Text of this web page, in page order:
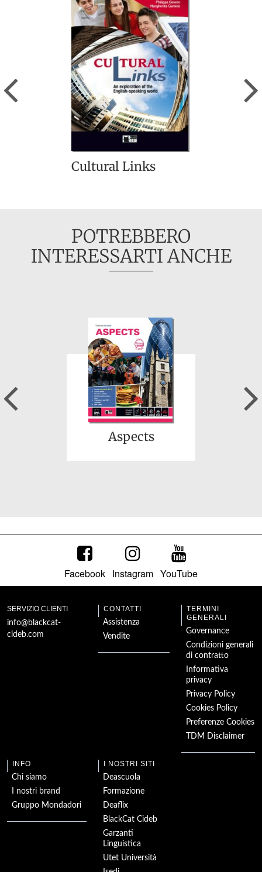
Cultural Links
Previous
POTREBBERO
INTERESSARTI ANCHE
Aspects
Previous
Facebook Instagram YouTube